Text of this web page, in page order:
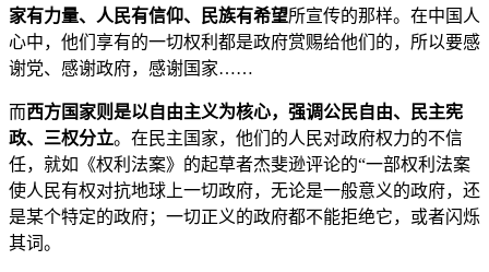
家有力量、人民有信仰、民族有希望所宣传的那样。在中国人
心中，他们享有的一切权利都是政府赏赐给他们的，所以要感
谢党、感谢政府，感谢国家……
而西方国家则是以自由主义为核心，强调公民自由、民主宪
政、三权分立。在民主国家，他们的人民对政府权力的不信
任，就如《权利法案》的起草者杰斐逊评论的“一部权利法案
使人民有权对抗地球上一切政府，无论是一般意义的政府，还
是某个特定的政府；一切正义的政府都不能拒绝它，或者闪烁
其词。